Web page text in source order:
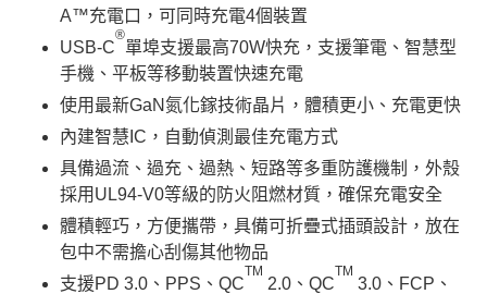
A™充電口，可同時充電4個裝置
USB-C
®
單埠支援最高70W快充，支援筆電、智慧型
手機、平板等移動裝置快速充電
使用最新GaN氮化鎵技術晶片，體積更小、充電更快
內建智慧IC，自動偵測最佳充電方式
具備過流、過充、過熱、短路等多重防護機制，外殼
採用UL94-V0等級的防火阻燃材質，確保充電安全
體積輕巧，方便攜帶，具備可折疊式插頭設計，放在
包中不需擔心刮傷其他物品
支援PD 3.0、PPS、QC
TM
2.0、QC
TM
3.0、FCP、